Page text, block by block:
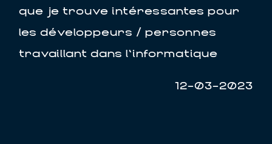
que je trouve intéressantes pour
les développeurs / personnes
travaillant dans l'informatique
12-03-2023